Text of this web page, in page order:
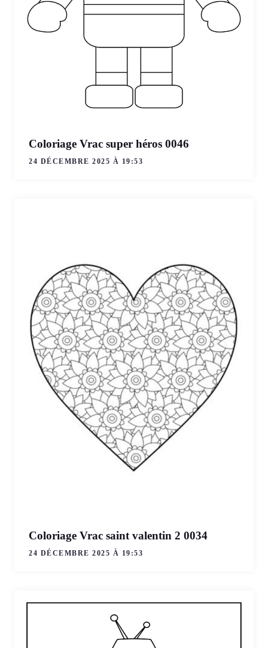
Coloriage Vrac super héros 0046
24 DÉCEMBRE 2025 À 19:53
Coloriage Vrac saint valentin 2 0034
24 DÉCEMBRE 2025 À 19:53